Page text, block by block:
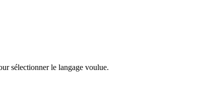
sélectionner le langage voulue.